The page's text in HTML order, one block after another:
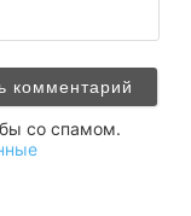
со спамом.